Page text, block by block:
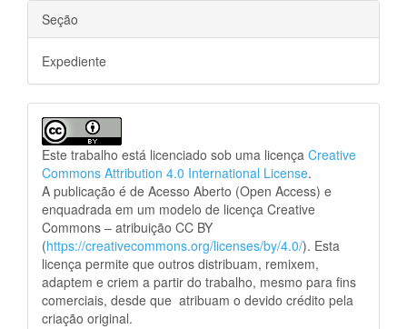
Seção
Expediente
Este trabalho está licenciado sob uma licença Creative
Commons Attribution 4.0 International License.
A publicação é de Acesso Aberto (Open Access) e
enquadrada em um modelo de licença Creative
Commons – atribuição CC BY
(https://creativecommons.org/licenses/by/4.0/). Esta
licença permite que outros distribuam, remixem,
adaptem e criem a partir do trabalho, mesmo para fins
comerciais, desde que atribuam o devido crédito pela
criação original.